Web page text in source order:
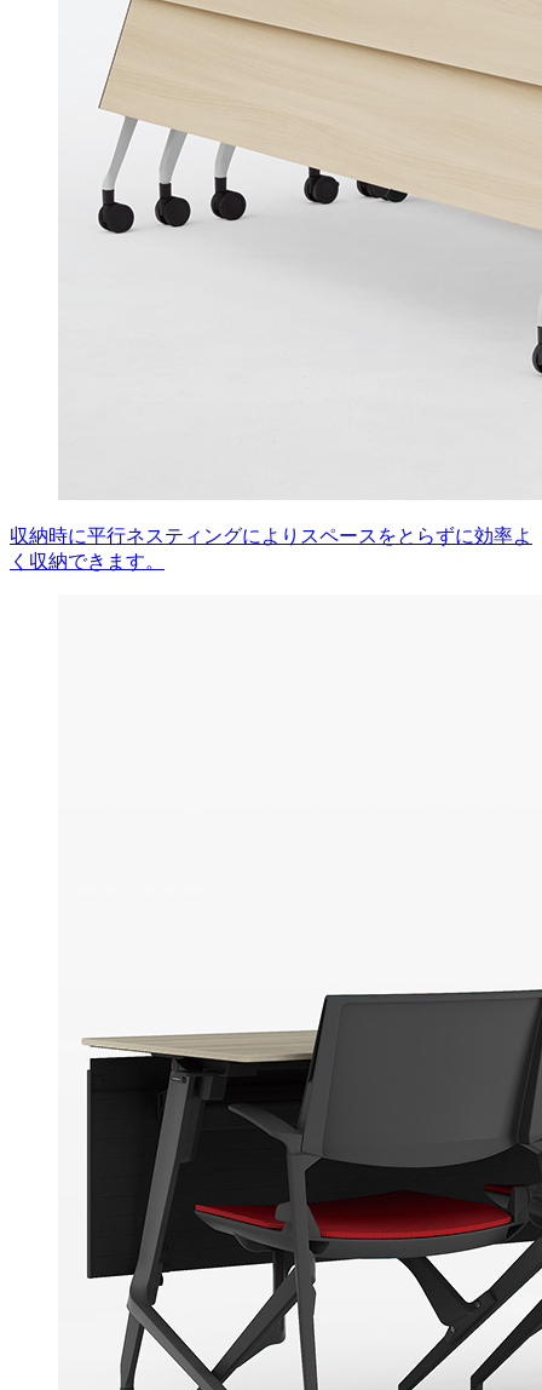
収納時に平行ネスティングによりスペースをとらずに効率よ
く収納できます。